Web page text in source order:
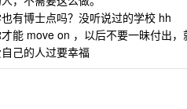
有博士点吗？没听说过的学校 hh
能 move on ，以后不要一昧付出
己的人过要幸福